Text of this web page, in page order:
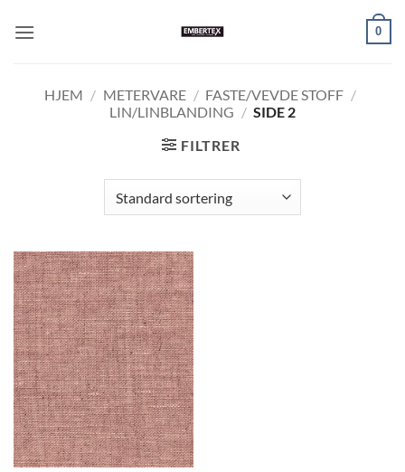
0
HJEM / METERVARE / FASTE/VEVDE STOFF /
LIN/LINBLANDING / SIDE 2
FILTRER